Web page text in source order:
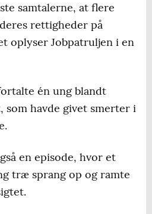
samtalerne, at flere
rettigheder på
oplyser Jobpatruljen i en
én ung blandt
som havde givet smerter i
en episode, hvor et
træ sprang op og ramte